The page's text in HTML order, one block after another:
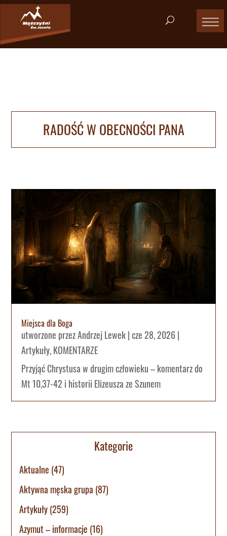
RADOŚĆ W OBECNOŚCI PANA
Miejsca dla Boga
utworzone przezAndrzej Lewek|cze 28, 2026|
Artykuły,KOMENTARZE
Przyjąć Chrystusa w drugim człowieku – komentarz do
Mt 10,37-42 i historii Elizeusza ze Szunem
Kategorie
Aktualne (47)
Aktywna męska grupa (87)
Artykuły(259)
Azymut – informacje (16)